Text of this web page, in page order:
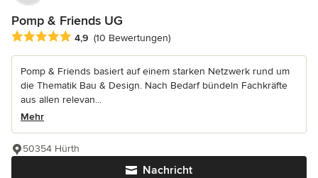
Pomp & Friends UG
Durchschnittliche Bewertung: 4.9 von 5 Sternen
4,9 (10 Bewertungen)
Pomp & Friends basiert auf einem starken Netzwerk rund um
die Thematik Bau & Design. Nach Bedarf bündeln Fachkräfte
aus allen relevan...
Mehr
Nachricht
50354 Hürth